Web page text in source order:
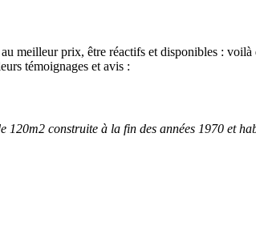
meilleur prix, être réactifs et disponibles :
témoignages et avis :
construite à la fin des années 1970 et